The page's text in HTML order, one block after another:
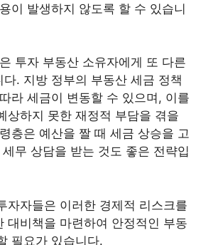
이 발생하지 않도록 할 수 있습니
투자 부동산 소유자에게 또 다른
다. 지방 정부의 부동산 세금 정책
라 세금이 변동할 수 있으며, 이를
상하지 못한 재정적 부담을 겪을
층은 예산을 짤 때 세금 상승을 고
무 상담을 받는 것도 좋은 전략입
자자들은 이러한 경제적 리스크를
대비책을 마련하여 안정적인 부동
필요가 있습니다.